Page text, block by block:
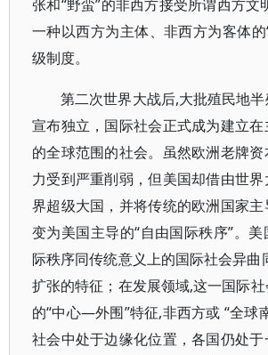
张和“野蛮”的非西方接受所谓西方文
一种以西方为主体、非西方为客体
级制度。
第二次世界大战后,大批殖民地
宣布独立，国际社会正式成为建立
的全球范围的社会。虽然欧洲老牌
力受到严重削弱，但美国却借由世
界超级大国，并将传统的欧洲国家
变为美国主导的“自由国际秩序”。
际秩序同传统意义上的国际社会异曲
扩张的特征；在发展领域,这一国际
的“中心—外围”特征,非西方或 “全球
社会中处于边缘化位置，各国仍处